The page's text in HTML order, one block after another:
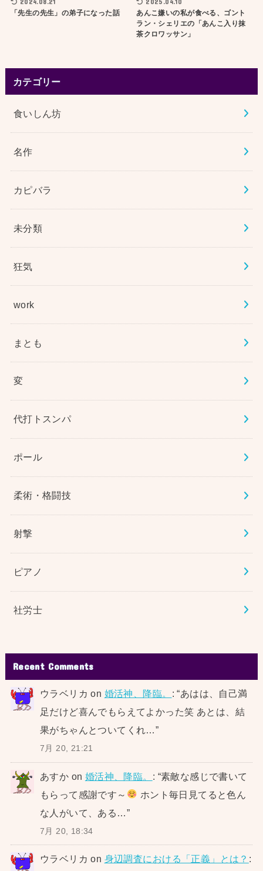
「先生の先生」の弟子になった話
あんこ嫌いの私が食べる、ゴント
ラン・シェリエの「あんこ入り抹
茶クロワッサン」
カテゴリー
食いしん坊
名作
カピバラ
未分類
狂気
work
まとも
変
代打トスンパ
ポール
柔術・格闘技
射撃
ピアノ
社労士
Recent Comments
ウラベリカ on 婚活神、降臨。 : “あはは、自己満
足だけど喜んでもらえてよかった笑 あとは、結
果がちゃんとついてくれ…”
7月 20, 21:21
あすか on 婚活神、降臨。 : “素敵な感じで書いて
もらって感謝です～
ホント毎日見てると色ん
な人がいて、ある…”
7月 20, 18:34
ウラベリカ on 身辺調査における「正義」とは？ :